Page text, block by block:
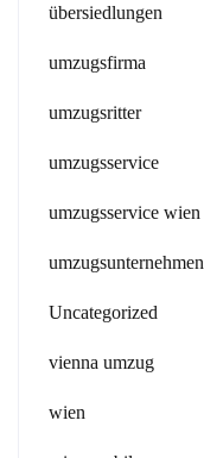
übersiedlungen
umzugsfirma
umzugsritter
umzugsservice
umzugsservice wien
umzugsunternehmen
Uncategorized
vienna umzug
wien